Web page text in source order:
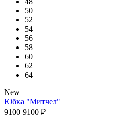
50
52
54
56
58
60
62
64
New
Юбка "Митчел"
9100 9100 ₽